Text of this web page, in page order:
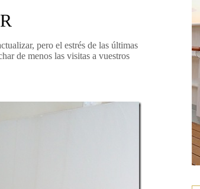
pero el estrés de las últimas
de menos las visitas a vuestros